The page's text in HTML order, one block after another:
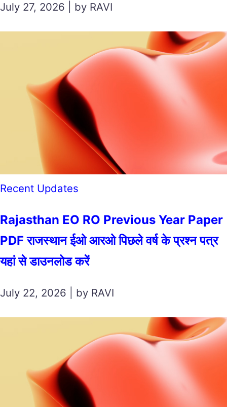
July 27, 2026 | by RAVI
Recent Updates
Rajasthan EO RO Previous Year Paper
PDF राजस्थान ईओ आरओ पिछले वर्ष के प्रश्न पत्र
यहां से डाउनलोड करें
July 22, 2026 | by RAVI